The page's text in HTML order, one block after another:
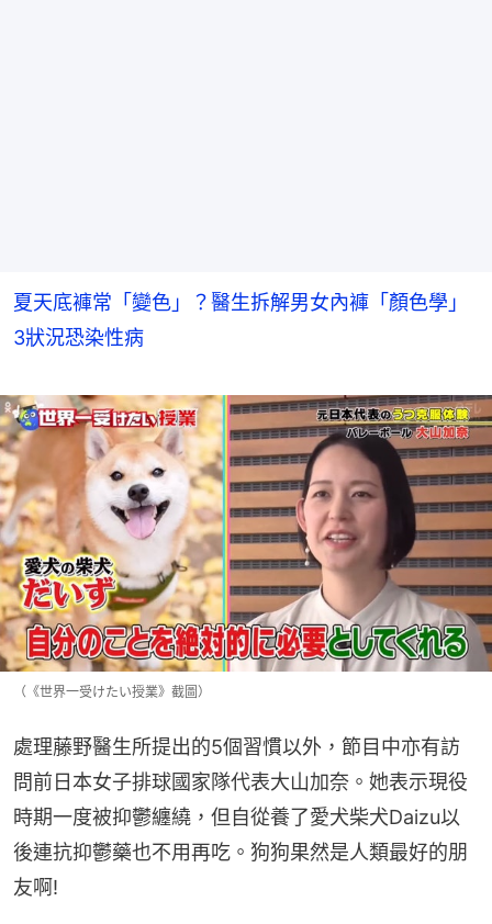
夏天底褲常「變色」？醫生拆解男女內褲「顏色學」
3狀況恐染性病
（《世界一受けたい授業》截圖）
處理藤野醫生所提出的5個習慣以外，節目中亦有訪
問前日本女子排球國家隊代表大山加奈。她表示現役
時期一度被抑鬱纏繞，但自從養了愛犬柴犬Daizu以
後連抗抑鬱藥也不用再吃。狗狗果然是人類最好的朋
友啊!